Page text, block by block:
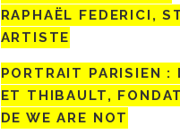
RAPHAËL FEDERICI,
ARTISTE
PORTRAIT PARISIEN :
ET THIBAULT,
DE WE ARE NOT